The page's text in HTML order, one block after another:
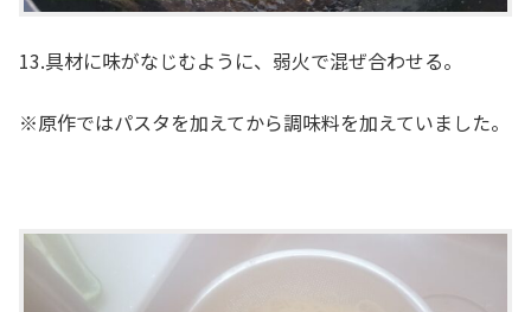
13.具材に味がなじむように、弱火で混ぜ合わせる。
※原作ではパスタを加えてから調味料を加えていました。